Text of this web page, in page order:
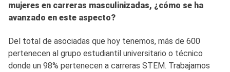
mujeres en carreras masculinizadas, ¿cómo se ha
avanzado en este aspecto?
Del total de asociadas que hoy tenemos, más de 600
pertenecen al grupo estudiantil universitario o técnico
donde un 98% pertenecen a carreras STEM. Trabajamos